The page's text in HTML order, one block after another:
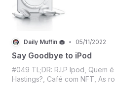
Daily Muffin 🧁 • 05/11/2022
Say Goodbye to iPod
#049 TL;DR: R.I.P Ipod, Quem
Hastings?, Café com NFT, As